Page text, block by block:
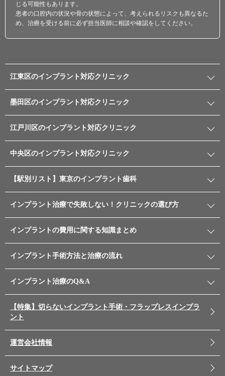
じる可能性もあります。
患者の口腔内の状況や骨の状態によって、考えられるリスクも異なるた
め、治療を受ける前に必ず担当医師に相談や確認をしてください。
江東区のインプラント対応クリニック
墨田区のインプラント対応クリニック
江戸川区のインプラント対応クリニック
中央区のインプラント対応クリニック
【駅別リスト】東京のインプラント歯科
インプラント治療で失敗しない！クリニックの選び方
インプラントの費用に関する知識まとめ
インプラント手術方法と治療の流れ
インプラント治療のQ&A
【特集】切らないインプラント手術・フラップレスインプラ
ント
運営会社情報
サイトマップ